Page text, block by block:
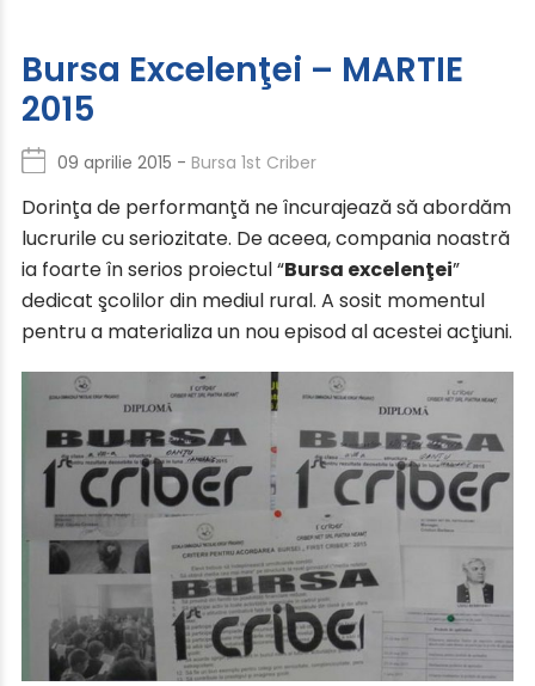
Bursa Excelenţei – MARTIE
2015
09 aprilie 2015 - Bursa 1st Criber
Dorinţa de performanţă ne încurajează să abordăm
lucrurile cu seriozitate. De aceea, compania noastră
ia foarte în serios proiectul “Bursa excelenţei”
dedicat şcolilor din mediul rural. A sosit momentul
pentru a materializa un nou episod al acestei acţiuni.